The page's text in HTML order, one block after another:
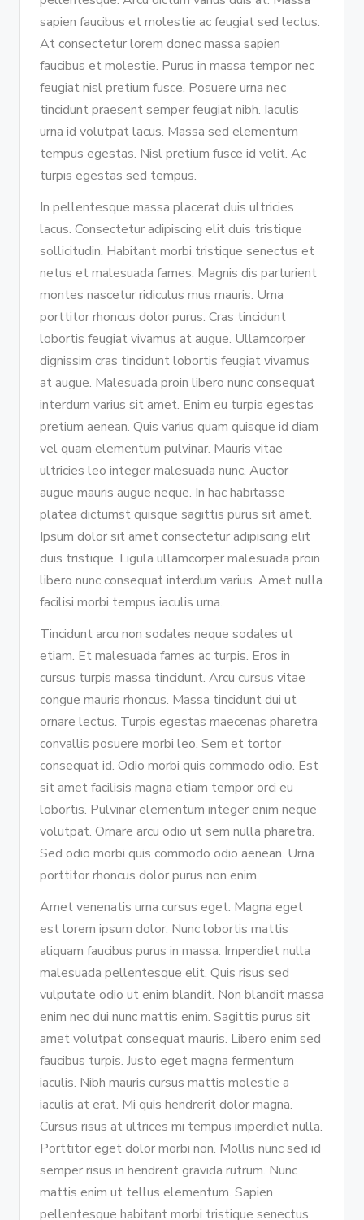
sapien faucibus et molestie ac feugiat sed lectus.
At consectetur lorem donec massa sapien
faucibus et molestie. Purus in massa tempor nec
feugiat nisl pretium fusce. Posuere urna nec
tincidunt praesent semper feugiat nibh. Iaculis
urna id volutpat lacus. Massa sed elementum
tempus egestas. Nisl pretium fusce id velit. Ac
turpis egestas sed tempus.
In pellentesque massa placerat duis ultricies
lacus. Consectetur adipiscing elit duis tristique
sollicitudin. Habitant morbi tristique senectus et
netus et malesuada fames. Magnis dis parturient
montes nascetur ridiculus mus mauris. Urna
porttitor rhoncus dolor purus. Cras tincidunt
lobortis feugiat vivamus at augue. Ullamcorper
dignissim cras tincidunt lobortis feugiat vivamus
at augue. Malesuada proin libero nunc consequat
interdum varius sit amet. Enim eu turpis egestas
pretium aenean. Quis varius quam quisque id diam
vel quam elementum pulvinar. Mauris vitae
ultricies leo integer malesuada nunc. Auctor
augue mauris augue neque. In hac habitasse
platea dictumst quisque sagittis purus sit amet.
Ipsum dolor sit amet consectetur adipiscing elit
duis tristique. Ligula ullamcorper malesuada proin
libero nunc consequat interdum varius. Amet nulla
facilisi morbi tempus iaculis urna.
Tincidunt arcu non sodales neque sodales ut
etiam. Et malesuada fames ac turpis. Eros in
cursus turpis massa tincidunt. Arcu cursus vitae
congue mauris rhoncus. Massa tincidunt dui ut
ornare lectus. Turpis egestas maecenas pharetra
convallis posuere morbi leo. Sem et tortor
consequat id. Odio morbi quis commodo odio. Est
sit amet facilisis magna etiam tempor orci eu
lobortis. Pulvinar elementum integer enim neque
volutpat. Ornare arcu odio ut sem nulla pharetra.
Sed odio morbi quis commodo odio aenean. Urna
porttitor rhoncus dolor purus non enim.
Amet venenatis urna cursus eget. Magna eget
est lorem ipsum dolor. Nunc lobortis mattis
aliquam faucibus purus in massa. Imperdiet nulla
malesuada pellentesque elit. Quis risus sed
vulputate odio ut enim blandit. Non blandit massa
enim nec dui nunc mattis enim. Sagittis purus sit
amet volutpat consequat mauris. Libero enim sed
faucibus turpis. Justo eget magna fermentum
iaculis. Nibh mauris cursus mattis molestie a
iaculis at erat. Mi quis hendrerit dolor magna.
Cursus risus at ultrices mi tempus imperdiet nulla.
Porttitor eget dolor morbi non. Mollis nunc sed id
semper risus in hendrerit gravida rutrum. Nunc
mattis enim ut tellus elementum. Sapien
pellentesque habitant morbi tristique senectus